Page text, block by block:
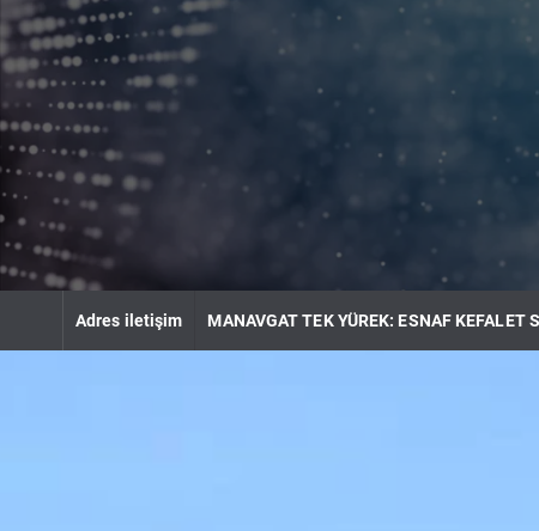
k
t
c
o
n
e
Adres iletişim MANAVGAT TEK YÜREK: ESNAF KEFALET